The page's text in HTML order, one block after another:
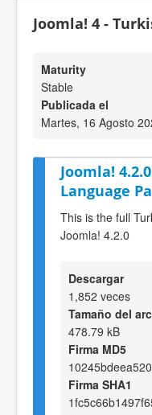
Joomla! 4 -
Maturity
Stable
Publicada el
Martes, 16 Agosto
Joomla!
Language
This is the full
Joomla! 4.2.0
Descargar
1,852 veces
Tamaño del
478.79 kB
Firma MD5
Firma SHA1